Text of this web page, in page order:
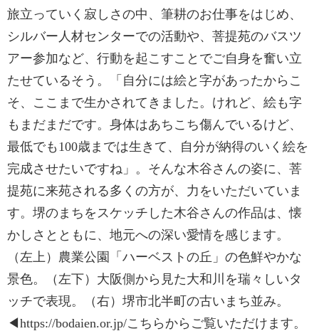
旅立っていく寂しさの中、筆耕のお仕事をはじめ、
シルバー人材センターでの活動や、菩提苑のバスツ
アー参加など、行動を起こすことでご自身を奮い立
たせているそう。「自分には絵と字があったからこ
そ、ここまで生かされてきました。けれど、絵も字
もまだまだです。身体はあちこち傷んでいるけど、
最低でも100歳までは生きて、自分が納得のいく絵を
完成させたいですね」。そんな木谷さんの姿に、菩
提苑に来苑される多くの方が、力をいただいていま
す。堺のまちをスケッチした木谷さんの作品は、懐
かしさとともに、地元への深い愛情を感じます。
（左上）農業公園「ハーベストの丘」の色鮮やかな
景色。（左下）大阪側から見た大和川を瑞々しいタ
ッチで表現。（右）堺市北半町の古いまち並み。
◀https://bodaien.or.jp/こちらからご覧いただけます。